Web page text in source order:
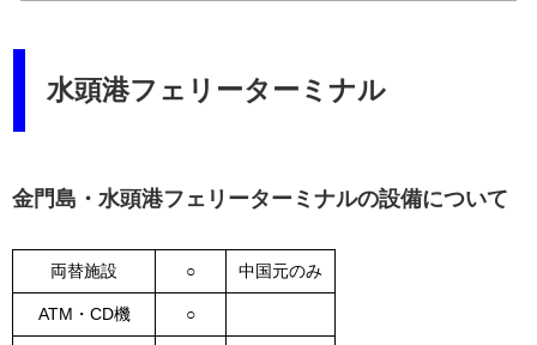
水頭港フェリーターミナル
金門島・水頭港フェリーターミナルの設備について
両替施設 ○ 中国元のみ
ATM・CD機 ○